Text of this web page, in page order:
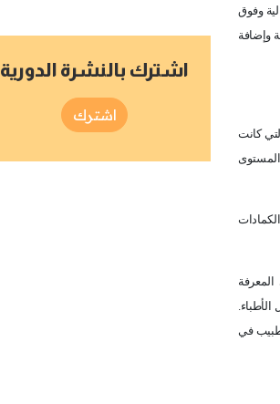
وفوق
وإضافة
كانت
المستوى
في
اشترك بالنشرة الدورية
اشترك